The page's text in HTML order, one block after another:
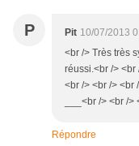
P Pit 10/07/2013
<br /> Très très
réussi.<br /> <br
<br /> <br /> <br
___<br /> <br /
Répondre